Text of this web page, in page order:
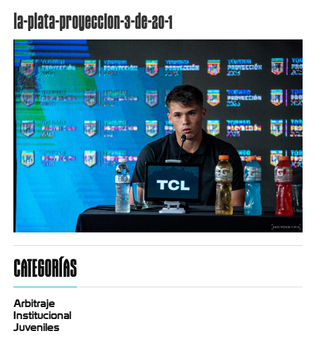
la-plata-proyeccion-3-de-20-1
CATEGORÍAS
Arbitraje
Institucional
Juveniles